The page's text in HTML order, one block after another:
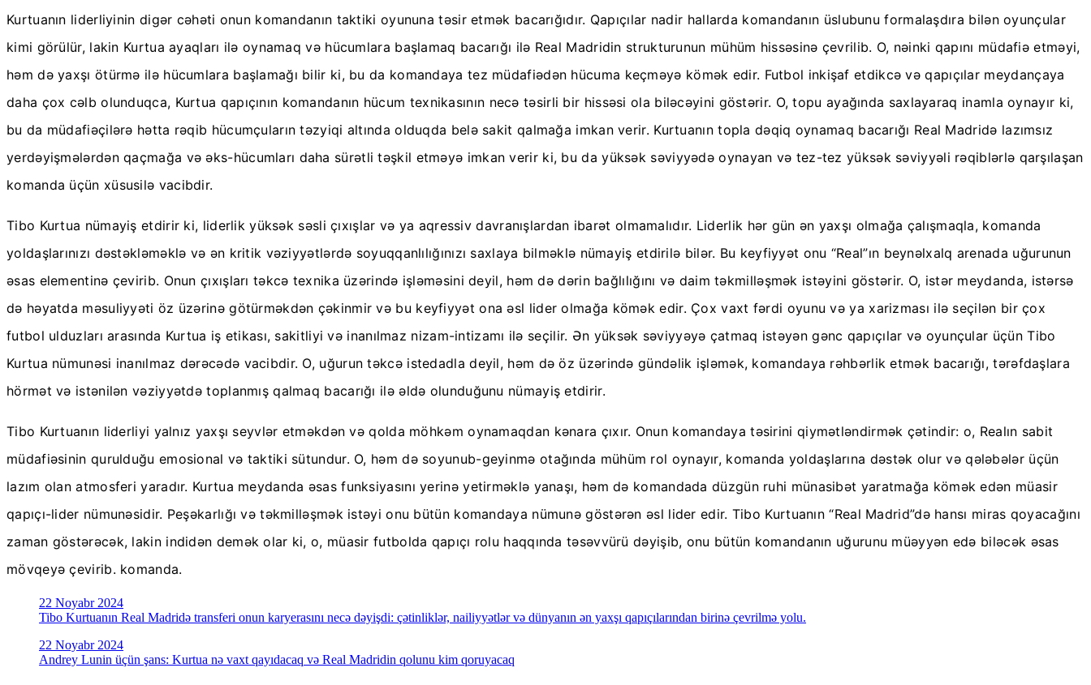
Kurtuanın liderliyinin digər cəhəti onun komandanın taktiki oyununa təsir etmək bacarığıdır. Qapıçılar nadir hallarda komandanın üslubunu formalaşdıra bilən oyunçular
kimi görülür, lakin Kurtua ayaqları ilə oynamaq və hücumlara başlamaq bacarığı ilə Real Madridin strukturunun mühüm hissəsinə çevrilib. O, nəinki qapını müdafiə etməyi,
həm də yaxşı ötürmə ilə hücumlara başlamağı bilir ki, bu da komandaya tez müdafiədən hücuma keçməyə kömək edir. Futbol inkişaf etdikcə və qapıçılar meydançaya
daha çox cəlb olunduqca, Kurtua qapıçının komandanın hücum texnikasının necə təsirli bir hissəsi ola biləcəyini göstərir. O, topu ayağında saxlayaraq inamla oynayır ki,
bu da müdafiəçilərə hətta rəqib hücumçuların təzyiqi altında olduqda belə sakit qalmağa imkan verir. Kurtuanın topla dəqiq oynamaq bacarığı Real Madridə lazımsız
yerdəyişmələrdən qaçmağa və əks-hücumları daha sürətli təşkil etməyə imkan verir ki, bu da yüksək səviyyədə oynayan və tez-tez yüksək səviyyəli rəqiblərlə qarşılaşan
komanda üçün xüsusilə vacibdir.
Tibo Kurtua nümayiş etdirir ki, liderlik yüksək səsli çıxışlar və ya aqressiv davranışlardan ibarət olmamalıdır. Liderlik hər gün ən yaxşı olmağa çalışmaqla, komanda
yoldaşlarınızı dəstəkləməklə və ən kritik vəziyyətlərdə soyuqqanlılığınızı saxlaya bilməklə nümayiş etdirilə bilər. Bu keyfiyyət onu “Real”ın beynəlxalq arenada uğurunun
əsas elementinə çevirib. Onun çıxışları təkcə texnika üzərində işləməsini deyil, həm də dərin bağlılığını və daim təkmilləşmək istəyini göstərir. O, istər meydanda, istərsə
də həyatda məsuliyyəti öz üzərinə götürməkdən çəkinmir və bu keyfiyyət ona əsl lider olmağa kömək edir. Çox vaxt fərdi oyunu və ya xarizması ilə seçilən bir çox
futbol ulduzları arasında Kurtua iş etikası, sakitliyi və inanılmaz nizam-intizamı ilə seçilir. Ən yüksək səviyyəyə çatmaq istəyən gənc qapıçılar və oyunçular üçün Tibo
Kurtua nümunəsi inanılmaz dərəcədə vacibdir. O, uğurun təkcə istedadla deyil, həm də öz üzərində gündəlik işləmək, komandaya rəhbərlik etmək bacarığı, tərəfdaşlara
hörmət və istənilən vəziyyətdə toplanmış qalmaq bacarığı ilə əldə olunduğunu nümayiş etdirir.
Tibo Kurtuanın liderliyi yalnız yaxşı seyvlər etməkdən və qolda möhkəm oynamaqdan kənara çıxır. Onun komandaya təsirini qiymətləndirmək çətindir: o, Realın sabit
müdafiəsinin qurulduğu emosional və taktiki sütundur. O, həm də soyunub-geyinmə otağında mühüm rol oynayır, komanda yoldaşlarına dəstək olur və qələbələr üçün
lazım olan atmosferi yaradır. Kurtua meydanda əsas funksiyasını yerinə yetirməklə yanaşı, həm də komandada düzgün ruhi münasibət yaratmağa kömək edən müasir
qapıçı-lider nümunəsidir. Peşəkarlığı və təkmilləşmək istəyi onu bütün komandaya nümunə göstərən əsl lider edir. Tibo Kurtuanın “Real Madrid”də hansı miras qoyacağını
zaman göstərəcək, lakin indidən demək olar ki, o, müasir futbolda qapıçı rolu haqqında təsəvvürü dəyişib, onu bütün komandanın uğurunu müəyyən edə biləcək əsas
mövqeyə çevirib. komanda.
Yazı
naviqasiyası
22 Noyabr 2024
Tibo Kurtuanın Real Madridə transferi onun karyerasını necə dəyişdi: çətinliklər, nailiyyətlər və dünyanın ən yaxşı qapıçılarından birinə çevrilmə yolu.
22 Noyabr 2024
Andrey Lunin üçün şans: Kurtua nə vaxt qayıdacaq və Real Madridin qolunu kim qoruyacaq